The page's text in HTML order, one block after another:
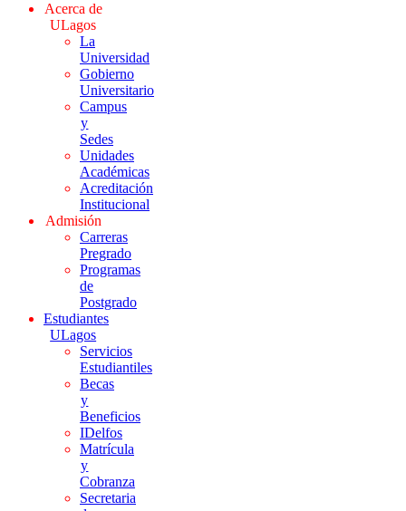
Acerca de
ULagos
La
Universidad
Gobierno
Universitario
Campus
y
Sedes
Unidades
Académicas
Acreditación
Institucional
Admisión
Carreras
Pregrado
Programas
de
Postgrado
Estudiantes
ULagos
Servicios
Estudiantiles
Becas
y
Beneficios
IDelfos
Matrícula
y
Cobranza
Secretaria